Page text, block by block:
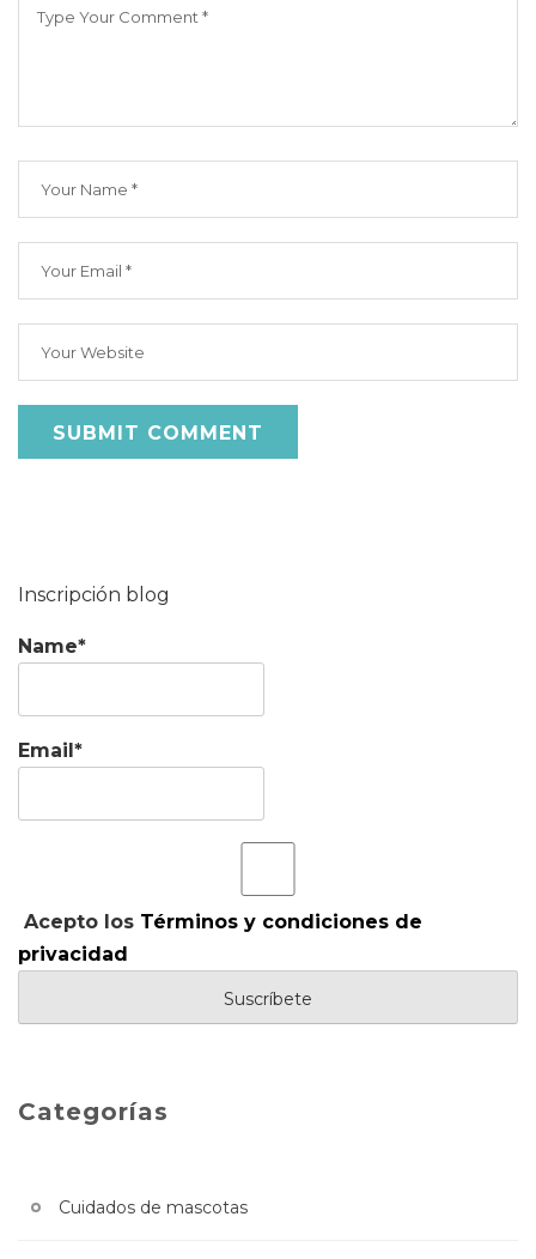
Inscripción blog
Name*
Email*
Acepto los Términos y condiciones de
privacidad
Categorías
Cuidados de mascotas